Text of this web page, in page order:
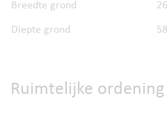
Breedte grond
Diepte grond
Ruimtelijke ordening